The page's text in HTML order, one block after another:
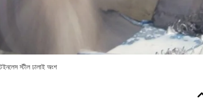
স্টীল ঢালাই অংশ